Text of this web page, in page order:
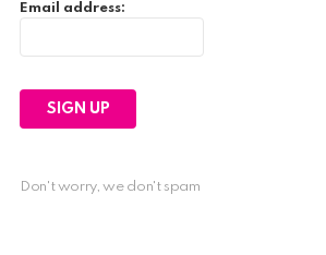
Email address:
Don't worry, we don't spam